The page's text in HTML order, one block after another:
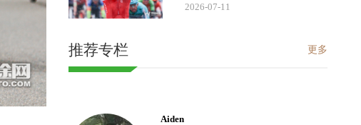
2026-07-11
推荐专栏 更多
Aiden